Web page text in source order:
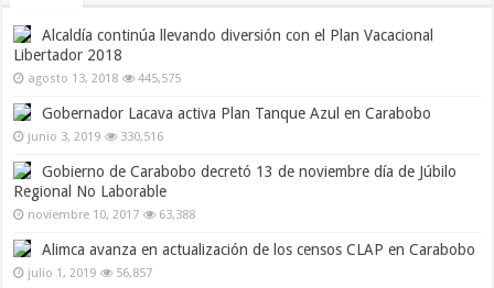
Alcaldía continúa llevando diversión con el Plan Vacacional
Libertador 2018
agosto 13, 2018 445,575
Gobernador Lacava activa Plan Tanque Azul en Carabobo
junio 3, 2019 330,516
Gobierno de Carabobo decretó 13 de noviembre día de Júbilo
Regional No Laborable
noviembre 10, 2017 63,388
Alimca avanza en actualización de los censos CLAP en Carabobo
julio 1, 2019 56,857